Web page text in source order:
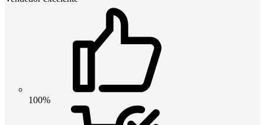
100%